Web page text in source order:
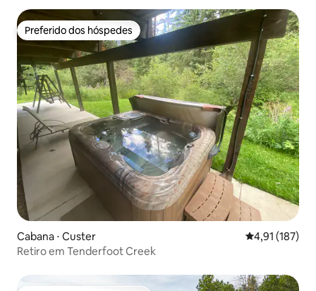
Preferido dos hóspedes
Preferido dos hóspedes
Cabana ⋅ Custer 4,91 de uma
4,91 (187)
Retiro em Tenderfoot Creek